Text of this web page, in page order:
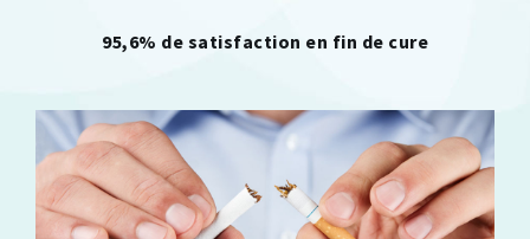
95,6% de satisfaction en fin de cure